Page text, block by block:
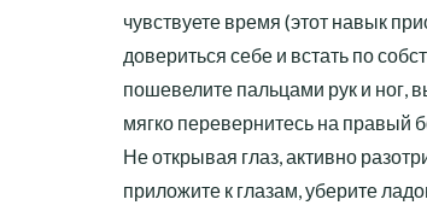
чувствуете время (этот навык
довериться себе и встать по
пошевелите пальцами рук и ног,
мягко перевернитесь на правый
Не открывая глаз, активно
приложите к глазам, уберите